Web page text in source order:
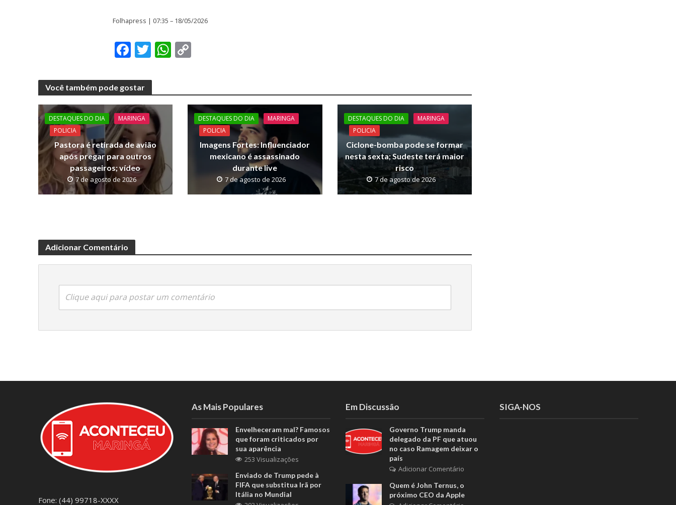
Folhapress | 07:35 – 18/05/2026
F
e
b
o
o
k
T
itt
er
W
s y
Li
n
Você também pode gostar
DESTAQUES DO DIA
MARINGA
POLICIA
Pastora é retirada de avião
após pregar para outros
passageiros; vídeo
7 de agosto de 2026
DESTAQUES DO DIA
MARINGA
POLICIA
Imagens Fortes: Influenciador
mexicano é assassinado
durante live
7 de agosto de 2026
DESTAQUES DO DIA
MARINGA
POLICIA
Ciclone-bomba pode se formar
nesta sexta; Sudeste terá maior
risco
7 de agosto de 2026
Adicionar Comentário
Clique aqui para postar um comentário
Fone: (44) 99718-XXXX
As Mais Populares
Envelheceram mal? Famosos
que foram criticados por
sua aparência
253 Visualizações
Enviado de Trump pede à
FIFA que substitua Irã por
Itália no Mundial
Em Discussão
Governo Trump manda
delegado da PF que atuou
no caso Ramagem deixar o
país
Adicionar Comentário
Quem é John Ternus, o
próximo CEO da Apple
SIGA-NOS